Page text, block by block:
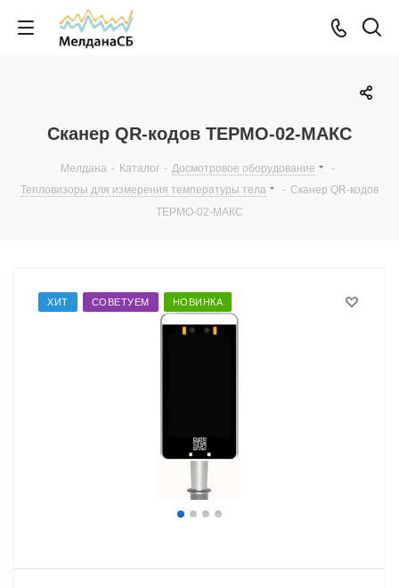
Сканер QR-кодов ТЕРМО-02-МАКС
Мелдана - Каталог - Досмотровое оборудование
-
Тепловизоры для измерения температуры тела
- Сканер QR-кодов
ТЕРМО-02-МАКС
ХИТ СОВЕТУЕМ НОВИНКА